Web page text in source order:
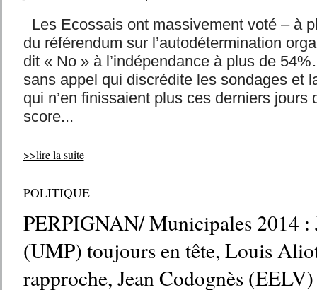
Les Ecossais ont massivement voté – à
du référendum sur l’autodétermination
dit « No » à l’indépendance à plus de
sans appel qui discrédite les sondages et
qui n’en finissaient plus ces derniers jours
score...
>>lire la suite
POLITIQUE
PERPIGNAN/ Municipales 2014 :
(UMP) toujours en tête, Louis
rapproche, Jean Codognès